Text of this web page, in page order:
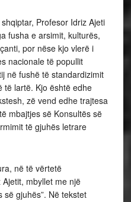
Profesor Idriz Ajeti
fusha e arsimit, kulturës,
por nëse kjo vlerë i
nacionale të popullit
në fushë të standardizimit
të lartë. Kjo është edhe
zë vend edhe trajtesa
mbajtjes së Konsultës së
të gjuhës letrare
në të vërtetë
mbyllet me një
së gjuhës”. Në tekstet